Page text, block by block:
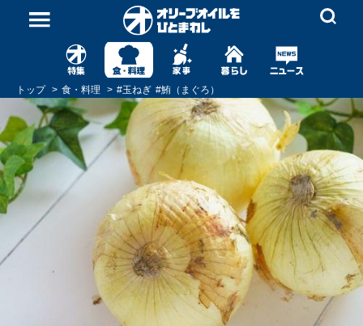
トップ 食・料理 #玉ねぎ #鮪（まぐろ）